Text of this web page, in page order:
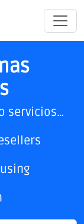
servicios…